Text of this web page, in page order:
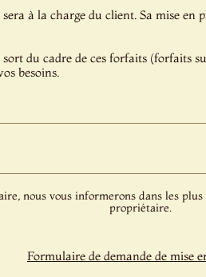
à la charge du client. Sa mise en
du cadre de ces forfaits (forfaits
besoins.
nous vous informerons dans les
propriétaire.
Formulaire de demande de mise